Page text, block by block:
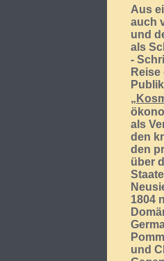
Aus
auch
und
als
-
„
als
den
den
über
1804
und